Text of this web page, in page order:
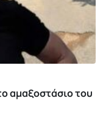
αμαξοστάσιο του